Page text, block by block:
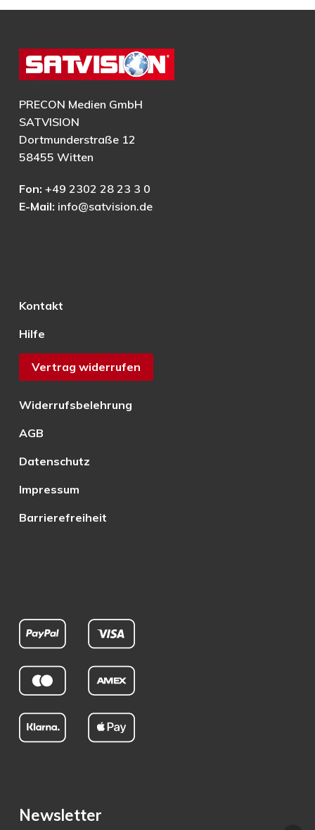
PRECON Medien GmbH
SATVISION
Dortmunderstraße 12
58455 Witten
Fon: +49 2302 28 23 3 0
E-Mail: info@satvision.de
Kontakt
Hilfe
Vertrag widerrufen
Widerrufsbelehrung
AGB
Datenschutz
Impressum
Barrierefreiheit
Newsletter